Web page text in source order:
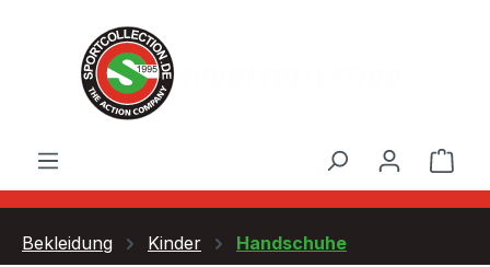
Zum Hauptinhalt springen
Bekleidung Kinder Handschuhe